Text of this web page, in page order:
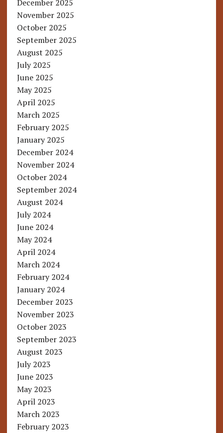
December 2025
November 2025
October 2025
September 2025
August 2025
July 2025
June 2025
May 2025
April 2025
March 2025
February 2025
January 2025
December 2024
November 2024
October 2024
September 2024
August 2024
July 2024
June 2024
May 2024
April 2024
March 2024
February 2024
January 2024
December 2023
November 2023
October 2023
September 2023
August 2023
July 2023
June 2023
May 2023
April 2023
March 2023
February 2023